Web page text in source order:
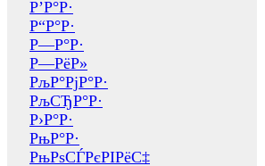
Р’Р°Р·
Р“Р°Р·
Р—Р°Р·
Р—РёР»
РљР°РјР°Р·
РљСЂР°Р·
Р›Р°Р·
РњР°Р·
РњРѕСЃРєРІРёС‡